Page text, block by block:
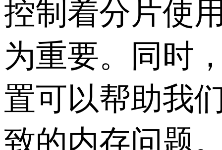
控制着分片使
为重要。同时
置可以帮助我
致的内存问题